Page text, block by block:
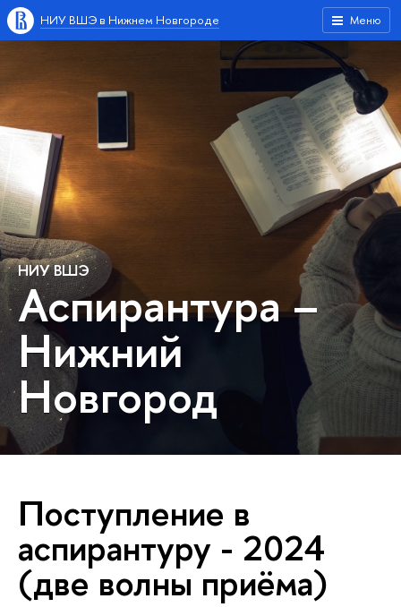
Меню
НИУ ВШЭ в Нижнем Новгороде
НИУ ВШЭ
Аспирантура –
Нижний
Новгород
Поступление в
аспирантуру - 2024
(две волны приёма)